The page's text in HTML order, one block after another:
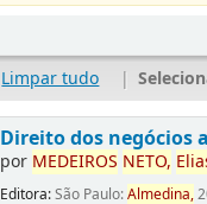
Limpar tudo |
Direito dos negócios
por MEDEIROS NETO,
Editora:São Paulo:Almedina,